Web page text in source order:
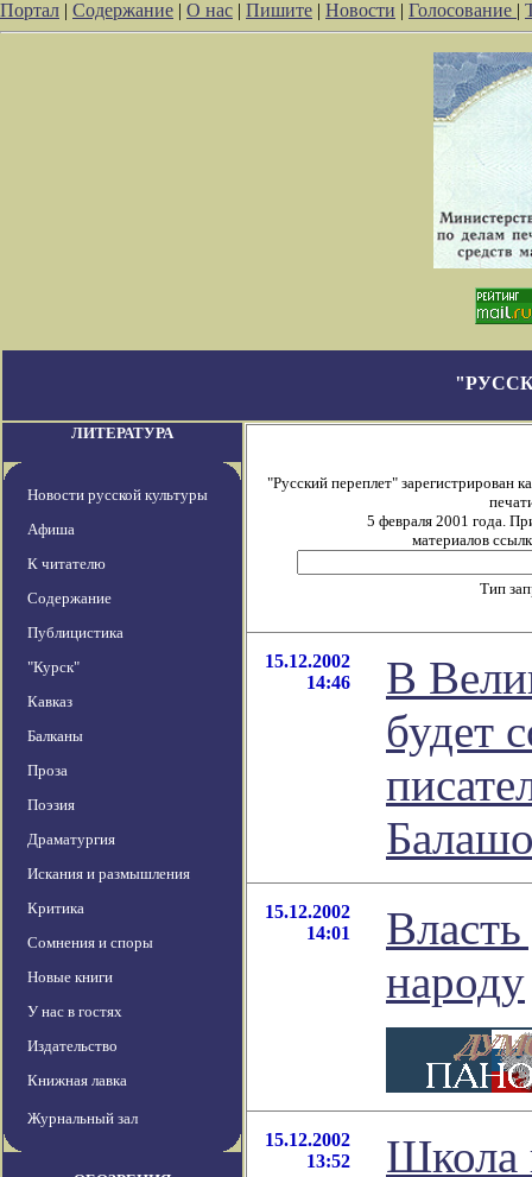
Портал | Содержание | О нас | Пишите | Новости | Голосование |
ЛИТЕРАТУРА
Новости русской культуры
Афиша
К читателю
Содержание
Публицистика
"Курск"
Кавказ
Балканы
Проза
Поэзия
Драматургия
Искания и размышления
Критика
Сомнения и споры
Новые книги
У нас в гостях
Издательство
Книжная лавка
Журнальный зал
"Русский переплет" зарегистрирован
5 февраля 2001 года.
материалов
Тип
15.12.2002
14:46
В
будет
15.12.2002
14:01
народу
15.12.2002
13:52